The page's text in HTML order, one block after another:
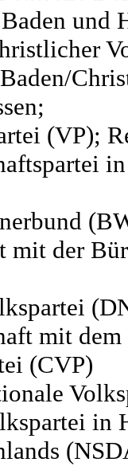
und
(VP);
mit der
mit
(CVP)
in